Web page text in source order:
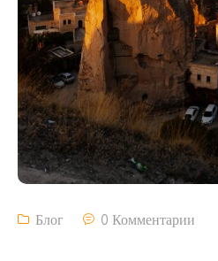
Блог 0 Комментарии